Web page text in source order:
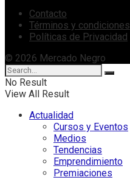
Contacto
Términos y condiciones
Políticas de Privacidad
© 2026 Mercado Negro
No Result
View All Result
Actualidad
Cursos y Eventos
Medios
Tendencias
Emprendimiento
Premiaciones